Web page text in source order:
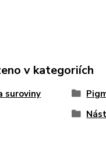
v kategoriích
suroviny